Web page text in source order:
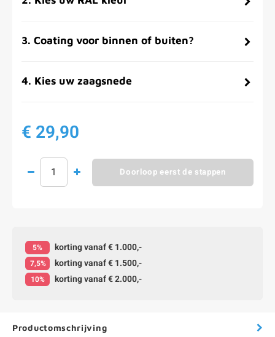
3. Coating voor binnen of buiten?
4. Kies uw zaagsnede
€ 29,90
Doorloop eerst de stappen
5% korting vanaf € 1.000,-
7,5% korting vanaf € 1.500,-
10% korting vanaf € 2.000,-
Productomschrijving